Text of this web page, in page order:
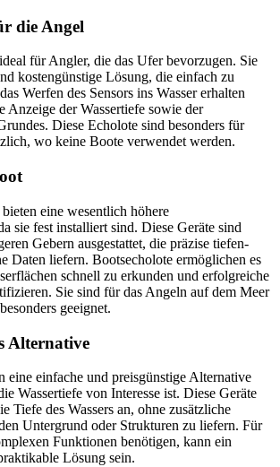
die Angel
für Angler, die das Ufer bevorzugen. Sie
kostengünstige Lösung, die einfach zu
Werfen des Sensors ins Wasser erhalten
Anzeige der Wassertiefe sowie der
Diese Echolote sind besonders für
wo keine Boote verwendet werden.
bieten eine wesentlich höhere
sie fest installiert sind. Diese Geräte sind
Gebern ausgestattet, die präzise tiefen-
Daten liefern. Bootsecholote ermöglichen es
schnell zu erkunden und erfolgreiche
Sie sind für das Angeln auf dem Meer
geeignet.
Alternative
eine einfache und preisgünstige Alternative
Wassertiefe von Interesse ist. Diese Geräte
Tiefe des Wassers an, ohne zusätzliche
Untergrund oder Strukturen zu liefern. Für
Funktionen benötigen, kann ein
Lösung sein.